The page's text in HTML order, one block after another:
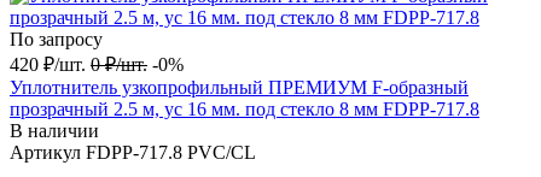
По запросу
420 ₽/шт. 0 ₽/шт. -0%
Уплотнитель узкопрофильный ПРЕМИУМ F-образный
прозрачный 2.5 м, ус 16 мм. под стекло 8 мм FDPP-717.8
В наличии
Артикул FDPP-717.8 PVC/CL